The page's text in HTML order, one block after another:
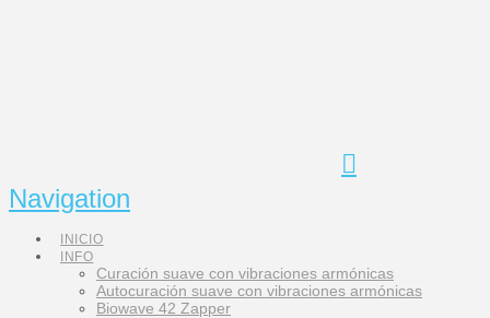
Navigation
INICIO
INFO
Curación suave con vibraciones armónicas
Autocuración suave con vibraciones armónicas
Biowave 42 Zapper